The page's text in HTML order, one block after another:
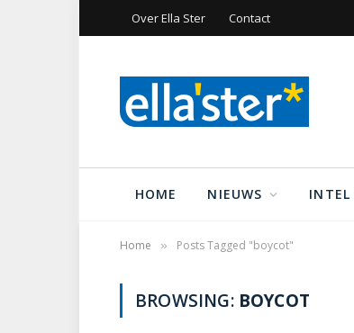
Over Ella Ster Contact
HOME NIEUWS INTEL
Home » Posts Tagged "boycot"
BROWSING: BOYCOT